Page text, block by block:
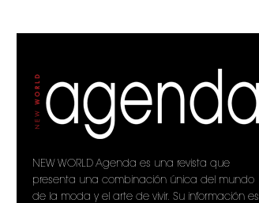
NEW WORLD Agenda es una revista que
presenta una combinación única del mundo
de la moda y el arte de vivir. Su información es